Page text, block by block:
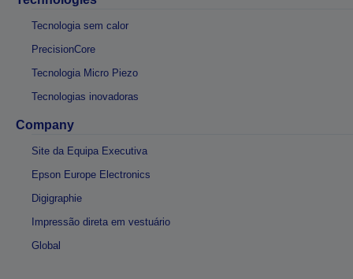
Tecnologia sem calor
PrecisionCore
Tecnologia Micro Piezo
Tecnologias inovadoras
Company
Site da Equipa Executiva
Epson Europe Electronics
Digigraphie
Impressão direta em vestuário
Global